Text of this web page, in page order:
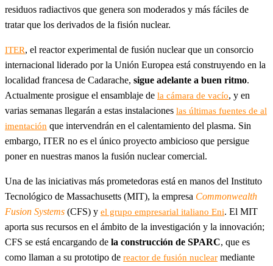
residuos radiactivos que genera son moderados y más fáciles de
tratar que los derivados de la fisión nuclear.
ITER, el reactor experimental de fusión nuclear que un consorcio
internacional liderado por la Unión Europea está construyendo en la
localidad francesa de Cadarache, sigue adelante a buen ritmo.
Actualmente prosigue el ensamblaje de la cámara de vacío, y en
varias semanas llegarán a estas instalaciones las últimas fuentes de al
imentación que intervendrán en el calentamiento del plasma. Sin
embargo, ITER no es el único proyecto ambicioso que persigue
poner en nuestras manos la fusión nuclear comercial.
Una de las iniciativas más prometedoras está en manos del Instituto
Tecnológico de Massachusetts (MIT), la empresa Commonwealth
Fusion Systems (CFS) y el grupo empresarial italiano Eni. El MIT
aporta sus recursos en el ámbito de la investigación y la innovación;
CFS se está encargando de la construcción de SPARC, que es
como llaman a su prototipo de reactor de fusión nuclear mediante